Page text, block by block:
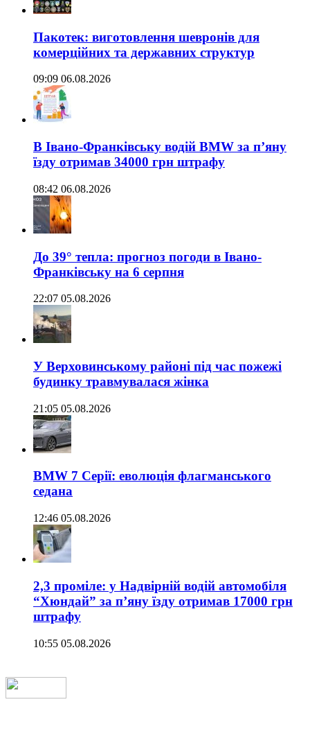
Пакотек: виготовлення шевронів для
комерційних та державних структур
09:09 06.08.2026
В Івано-Франківську водій BMW за п’яну
їзду отримав 34000 грн штрафу
08:42 06.08.2026
До 39° тепла: прогноз погоди в Івано-
Франківську на 6 серпня
22:07 05.08.2026
У Верховинському районі під час пожежі
будинку травмувалася жінка
21:05 05.08.2026
BMW 7 Серії: еволюція флагманського
седана
12:46 05.08.2026
2,3 проміле: у Надвірній водій автомобіля
“Хюндай” за п’яну їзду отримав 17000 грн
штрафу
10:55 05.08.2026